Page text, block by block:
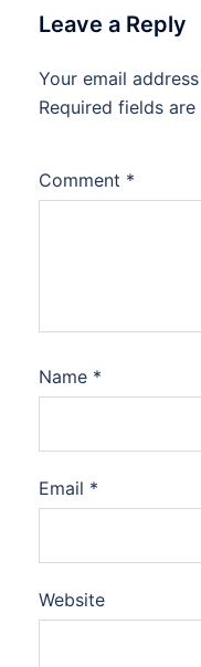
Leave a Reply
Your email
Required fields are
Comment *
Name *
Email *
Website